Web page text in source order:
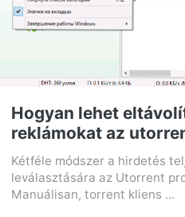
Hogyan lehet
reklámokat az
Kétféle módszer a hirdetés
leválasztására az Utorrent
Manuálisan, torrent kliens ...